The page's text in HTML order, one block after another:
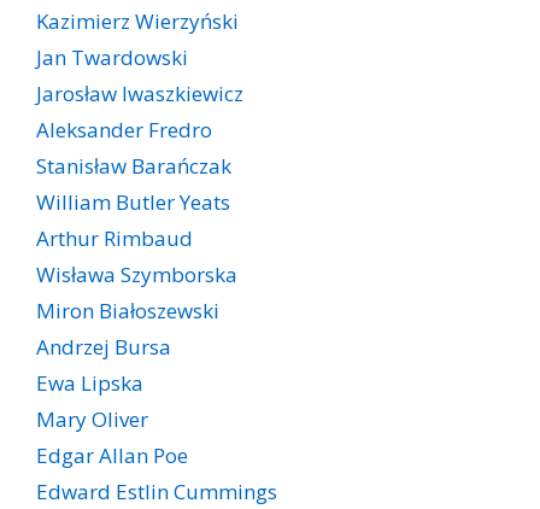
Kazimierz Wierzyński
Jan Twardowski
Jarosław Iwaszkiewicz
Aleksander Fredro
Stanisław Barańczak
William Butler Yeats
Arthur Rimbaud
Wisława Szymborska
Miron Białoszewski
Andrzej Bursa
Ewa Lipska
Mary Oliver
Edgar Allan Poe
Edward Estlin Cummings